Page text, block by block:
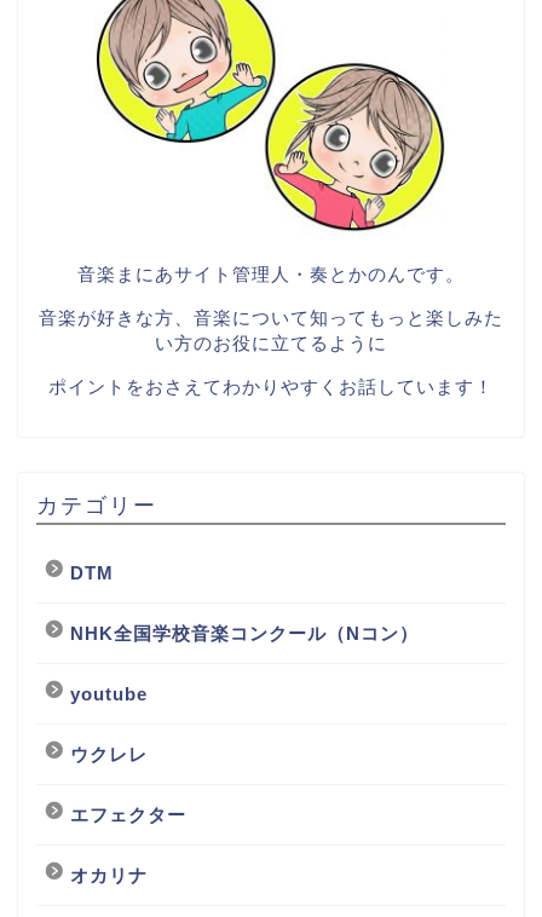
音楽まにあサイト管理人・奏とかのんです。
音楽が好きな方、音楽について知ってもっと楽しみた
い方のお役に立てるように
ポイントをおさえてわかりやすくお話しています！
カテゴリー
DTM
NHK全国学校音楽コンクール（Nコン）
youtube
ウクレレ
エフェクター
オカリナ